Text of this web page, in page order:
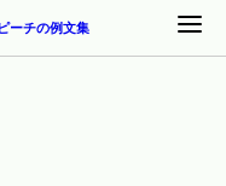
ーチの例文集